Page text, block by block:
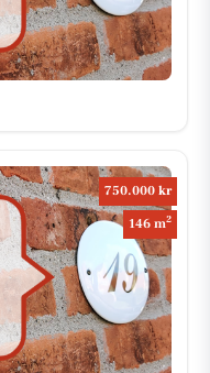
750.000 kr
146 m2